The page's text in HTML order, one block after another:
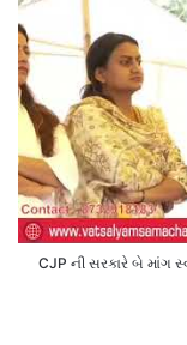
CJP ની સરકારે બે માંગ